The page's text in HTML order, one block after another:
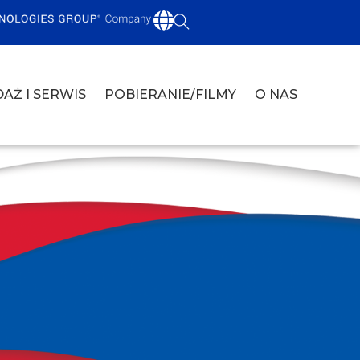
I SERWIS POBIERANIE/FILMY O NAS